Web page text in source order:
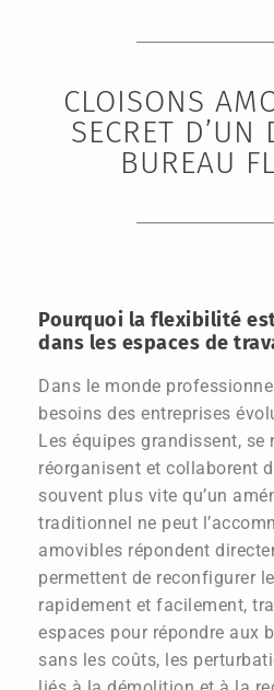
CLOISONS
SECRET D’UN
BUREAU
Pourquoi la flexibilité
dans les espaces de
Dans le monde
besoins des entreprises
Les équipes grandissent, se
réorganisent et collaborent
souvent plus vite qu’un
traditionnel ne peut
amovibles répondent
permettent de reconfigurer
rapidement et facilement,
espaces pour répondre aux
sans les coûts, les